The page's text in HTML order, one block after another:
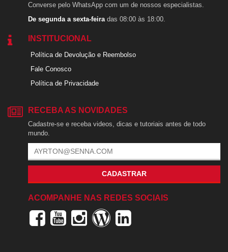
Converse pelo WhatsApp com um de nossos especialistas.
De segunda a sexta-feiradas 08:00 às 18:00.
INSTITUCIONAL
Política de Devolução e Reembolso
Fale Conosco
Política de Privacidade
RECEBA AS NOVIDADES
Cadastre-se e receba videos, dicas e tutoriais antes de todo
mundo.
CADASTRAR
ACOMPANHE NAS REDES SOCIAIS